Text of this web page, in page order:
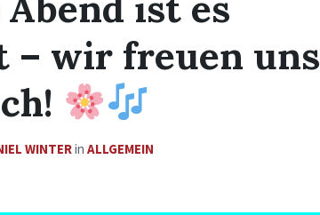
– wir freuen uns
WINTERin ALLGEMEIN